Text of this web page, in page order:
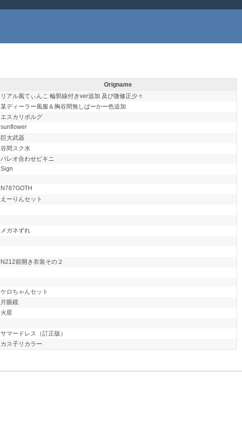
Origname
リアル風てぃんこ 輪郭線付きver追加 及び微修正少々
某ディーラー風服＆胸谷間無しぱーかー色追加
エスカリボルグ
sunflower
巨大武器
谷間スク水
パレオ合わせビキニ
Sign
N787GOTH
えーりんセット
メガネずれ
N212前開き衣装その２
ケロちゃんセット
片眼鏡
火星
サマードレス（訂正版）
カス子リカラー